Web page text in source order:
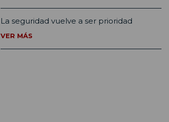
La seguridad vuelve a ser prioridad
VER MÁS